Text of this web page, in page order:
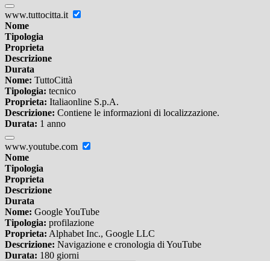
www.tuttocitta.it
Nome
Tipologia
Proprieta
Descrizione
Durata
Nome: TuttoCittà
Tipologia: tecnico
Proprieta: Italiaonline S.p.A.
Descrizione: Contiene le informazioni di localizzazione.
Durata: 1 anno
www.youtube.com
Nome
Tipologia
Proprieta
Descrizione
Durata
Nome: Google YouTube
Tipologia: profilazione
Proprieta: Alphabet Inc., Google LLC
Descrizione: Navigazione e cronologia di YouTube
Durata: 180 giorni